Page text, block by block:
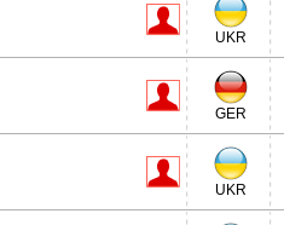
UKR
GER
UKR